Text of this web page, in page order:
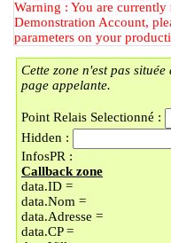
2 RUE DU FAUBOURG
POSTES
59000 - LILLE
(B) - LOCKER
57 RUE DU FAUBOURG
59000 - LILLE
(C) - LOCKER
PLACE DOREZ/LI
9 PLACE BARTHELEMY
59000 - LILLE
(D) - UNIQUE COIN
En vacances jusqu'au
Warning : You are
Demonstration Account,
parameters on your
Cette zone n'est pas
page appelante.
Point Relais Selectionné :
Hidden :
InfosPR :
Callback zone
data.ID =
data.Nom =
data.Adresse =
data.CP =